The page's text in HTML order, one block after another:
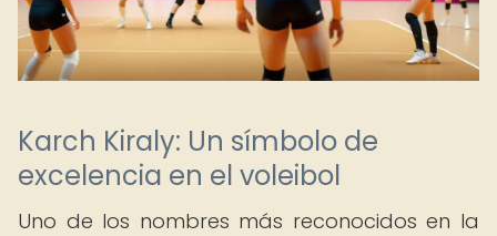
Karch Kiraly: Un símbolo de
excelencia en el voleibol
Uno de los nombres más reconocidos en la